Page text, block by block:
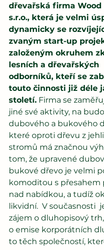
dřevařská firma Wood
s.r.o., která je velmi
dynamicky se
zvaným start-up
založeným okruhem
lesních a dřevařských
odborníků, kteří se
touto činnosti již déle
století. Firma se
jiné své aktivity, na
dubového a bukového
které oproti dřevu z
stromů má značnou
tom, že upravené
bukové dřevo je velmi
komoditou s přesahem
nad nabídkou, a tudíž
likvidní.  V současnosti
zájem o dluhopisový
o emise korporátních
to těch společností,